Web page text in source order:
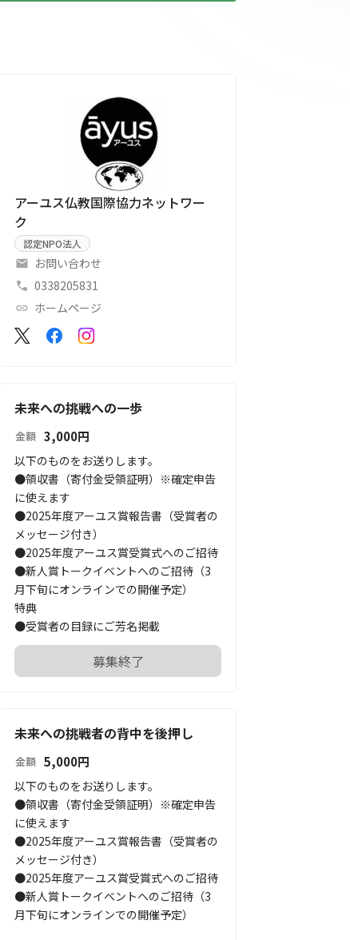
アーユス仏教国際協力ネットワー
ク
認定NPO法人
お問い合わせ
0338205831
ホームページ
未来への挑戦への一歩
金額 3,000円
以下のものをお送りします。
●領収書（寄付金受領証明）※確定申告
に使えます
●2025年度アーユス賞報告書（受賞者の
メッセージ付き）
●2025年度アーユス賞受賞式へのご招待
●新人賞トークイベントへのご招待（3
月下旬にオンラインでの開催予定）
特典
●受賞者の目録にご芳名掲載
募集終了
未来への挑戦者の背中を後押し
金額 5,000円
以下のものをお送りします。
●領収書（寄付金受領証明）※確定申告
に使えます
●2025年度アーユス賞報告書（受賞者の
メッセージ付き）
●2025年度アーユス賞受賞式へのご招待
●新人賞トークイベントへのご招待（3
月下旬にオンラインでの開催予定）